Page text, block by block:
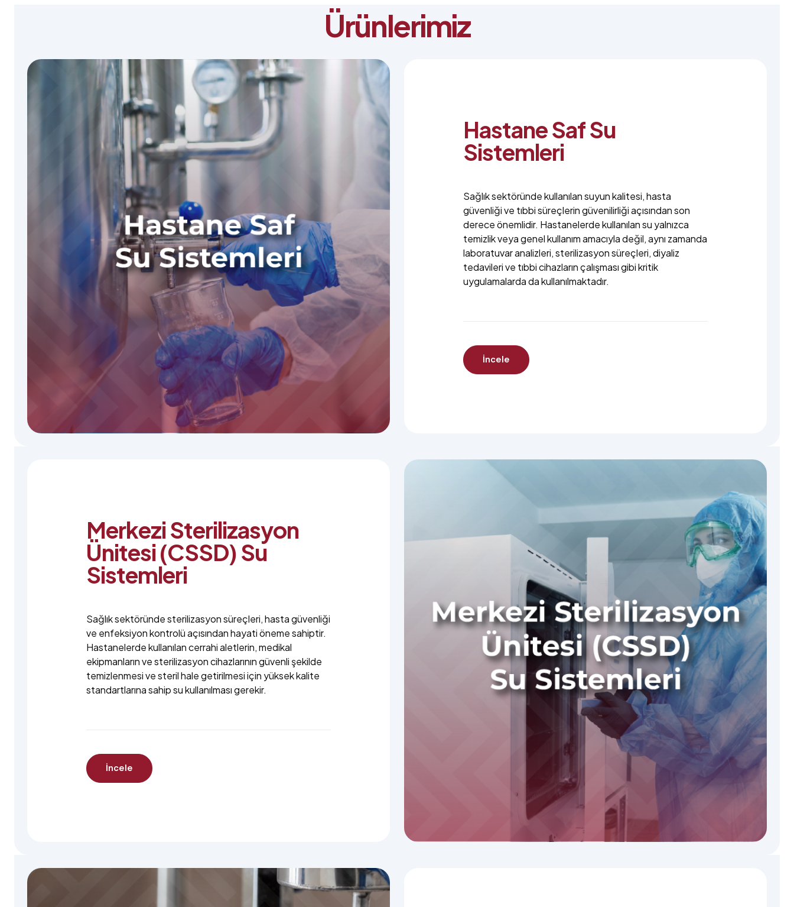
Ürünlerimiz
Hastane Saf Su
Sistemleri
Sağlık sektöründe kullanılan suyun kalitesi, hasta
güvenliği ve tıbbi süreçlerin güvenilirliği açısından son
derece önemlidir. Hastanelerde kullanılan su yalnızca
temizlik veya genel kullanım amacıyla değil, aynı zamanda
laboratuvar analizleri, sterilizasyon süreçleri, diyaliz
tedavileri ve tıbbi cihazların çalışması gibi kritik
uygulamalarda da kullanılmaktadır.
İncele
Merkezi Sterilizasyon
Ünitesi (CSSD) Su
Sistemleri
Sağlık sektöründe sterilizasyon süreçleri, hasta güvenliği
ve enfeksiyon kontrolü açısından hayati öneme sahiptir.
Hastanelerde kullanılan cerrahi aletlerin, medikal
ekipmanların ve sterilizasyon cihazlarının güvenli şekilde
temizlenmesi ve steril hale getirilmesi için yüksek kalite
standartlarına sahip su kullanılması gerekir.
İncele